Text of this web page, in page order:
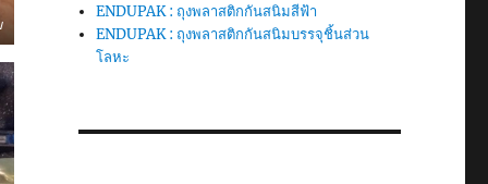
ENDUPAK : ถุงพลาสติกกันสนิมสีฟ้า
ENDUPAK : ถุงพลาสติกกันสนิมบรรจุชิ้นส่วน
โลหะ